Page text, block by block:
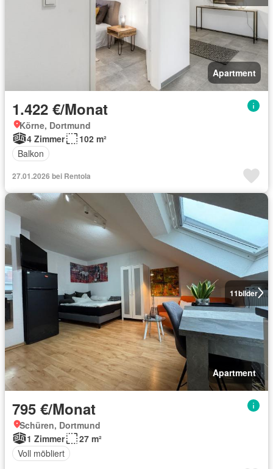
Apartment
1.422 €/Monat
Körne, Dortmund
4 Zimmer
102 m²
Balkon
27.01.2026 bei Rentola
11bilder
Apartment
795 €/Monat
Schüren, Dortmund
1 Zimmer
27 m²
Voll möbliert